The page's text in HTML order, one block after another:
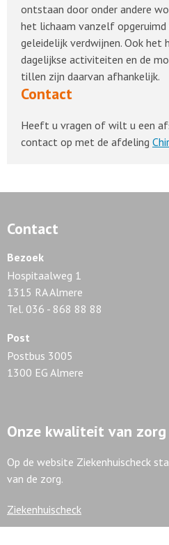
ontstaan door onder andere
het lichaam vanzelf
geleidelijk verdwijnen. Ook het
dagelijkse activiteiten en de
tillen zijn daarvan afhankelijk.
Contact
Heeft u vragen of wilt u een
contact op met de afdeling
Contact
Bezoek
Hospitaalweg 1
1315 RA Almere
Tel. 036 - 868 88 88
Post
Postbus 3005
1300 EG Almere
Onze kwaliteit van zorg
Op de website Ziekenhuischeck
van de zorg.
Ziekenhuischeck